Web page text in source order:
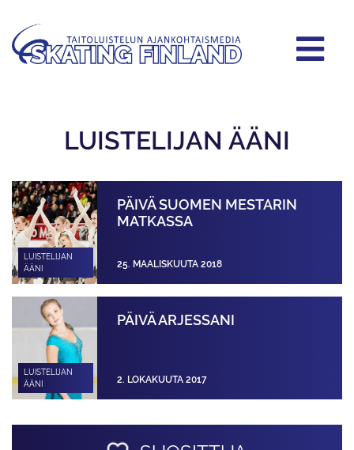
LUISTELIJAN ÄÄNI
LUISTELIJAN
ÄÄNI
PÄIVÄ SUOMEN MESTARIN
MATKASSA
25. MAALISKUUTA 2018
LUISTELIJAN
ÄÄNI
PÄIVÄ ARJESSANI
2. LOKAKUUTA 2017